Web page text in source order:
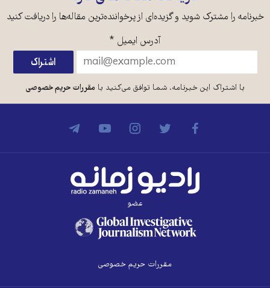
خبرنامه را مشترک شوید و گزیده‌ای از پرخواننده‌ترین مقاله‌ها را دریافت کنید
آدرس ایمیل *
با اشتراک این خبرنامه، شما توافق می‌کنید بامقررات حریم خصوصی
عضو
مقررات حریم خصوصی